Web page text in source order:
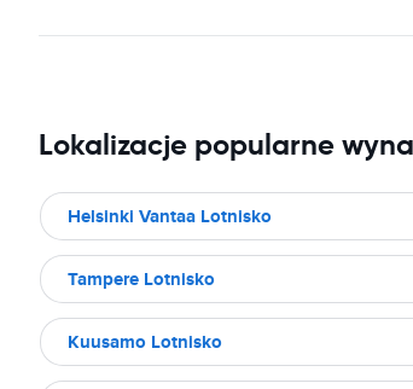
Lokalizacje popularne
Helsinki Vantaa Lotnisko
Tampere Lotnisko
Kuusamo Lotnisko